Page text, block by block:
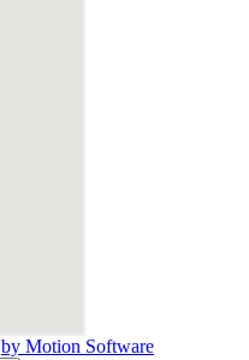
by Motion Software